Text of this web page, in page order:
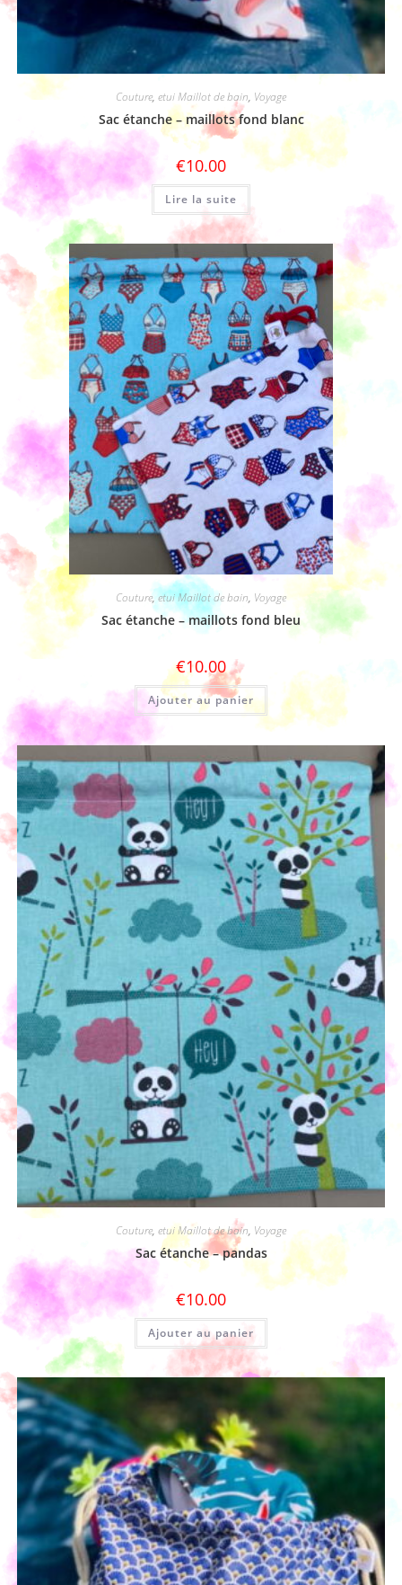
Couture, etui Maillot de bain, Voyage
Sac étanche – maillots fond blanc
€10.00
Lire la suite
Couture, etui Maillot de bain, Voyage
Sac étanche – maillots fond bleu
€10.00
Ajouter au panier
Couture, etui Maillot de bain, Voyage
Sac étanche – pandas
€10.00
Ajouter au panier